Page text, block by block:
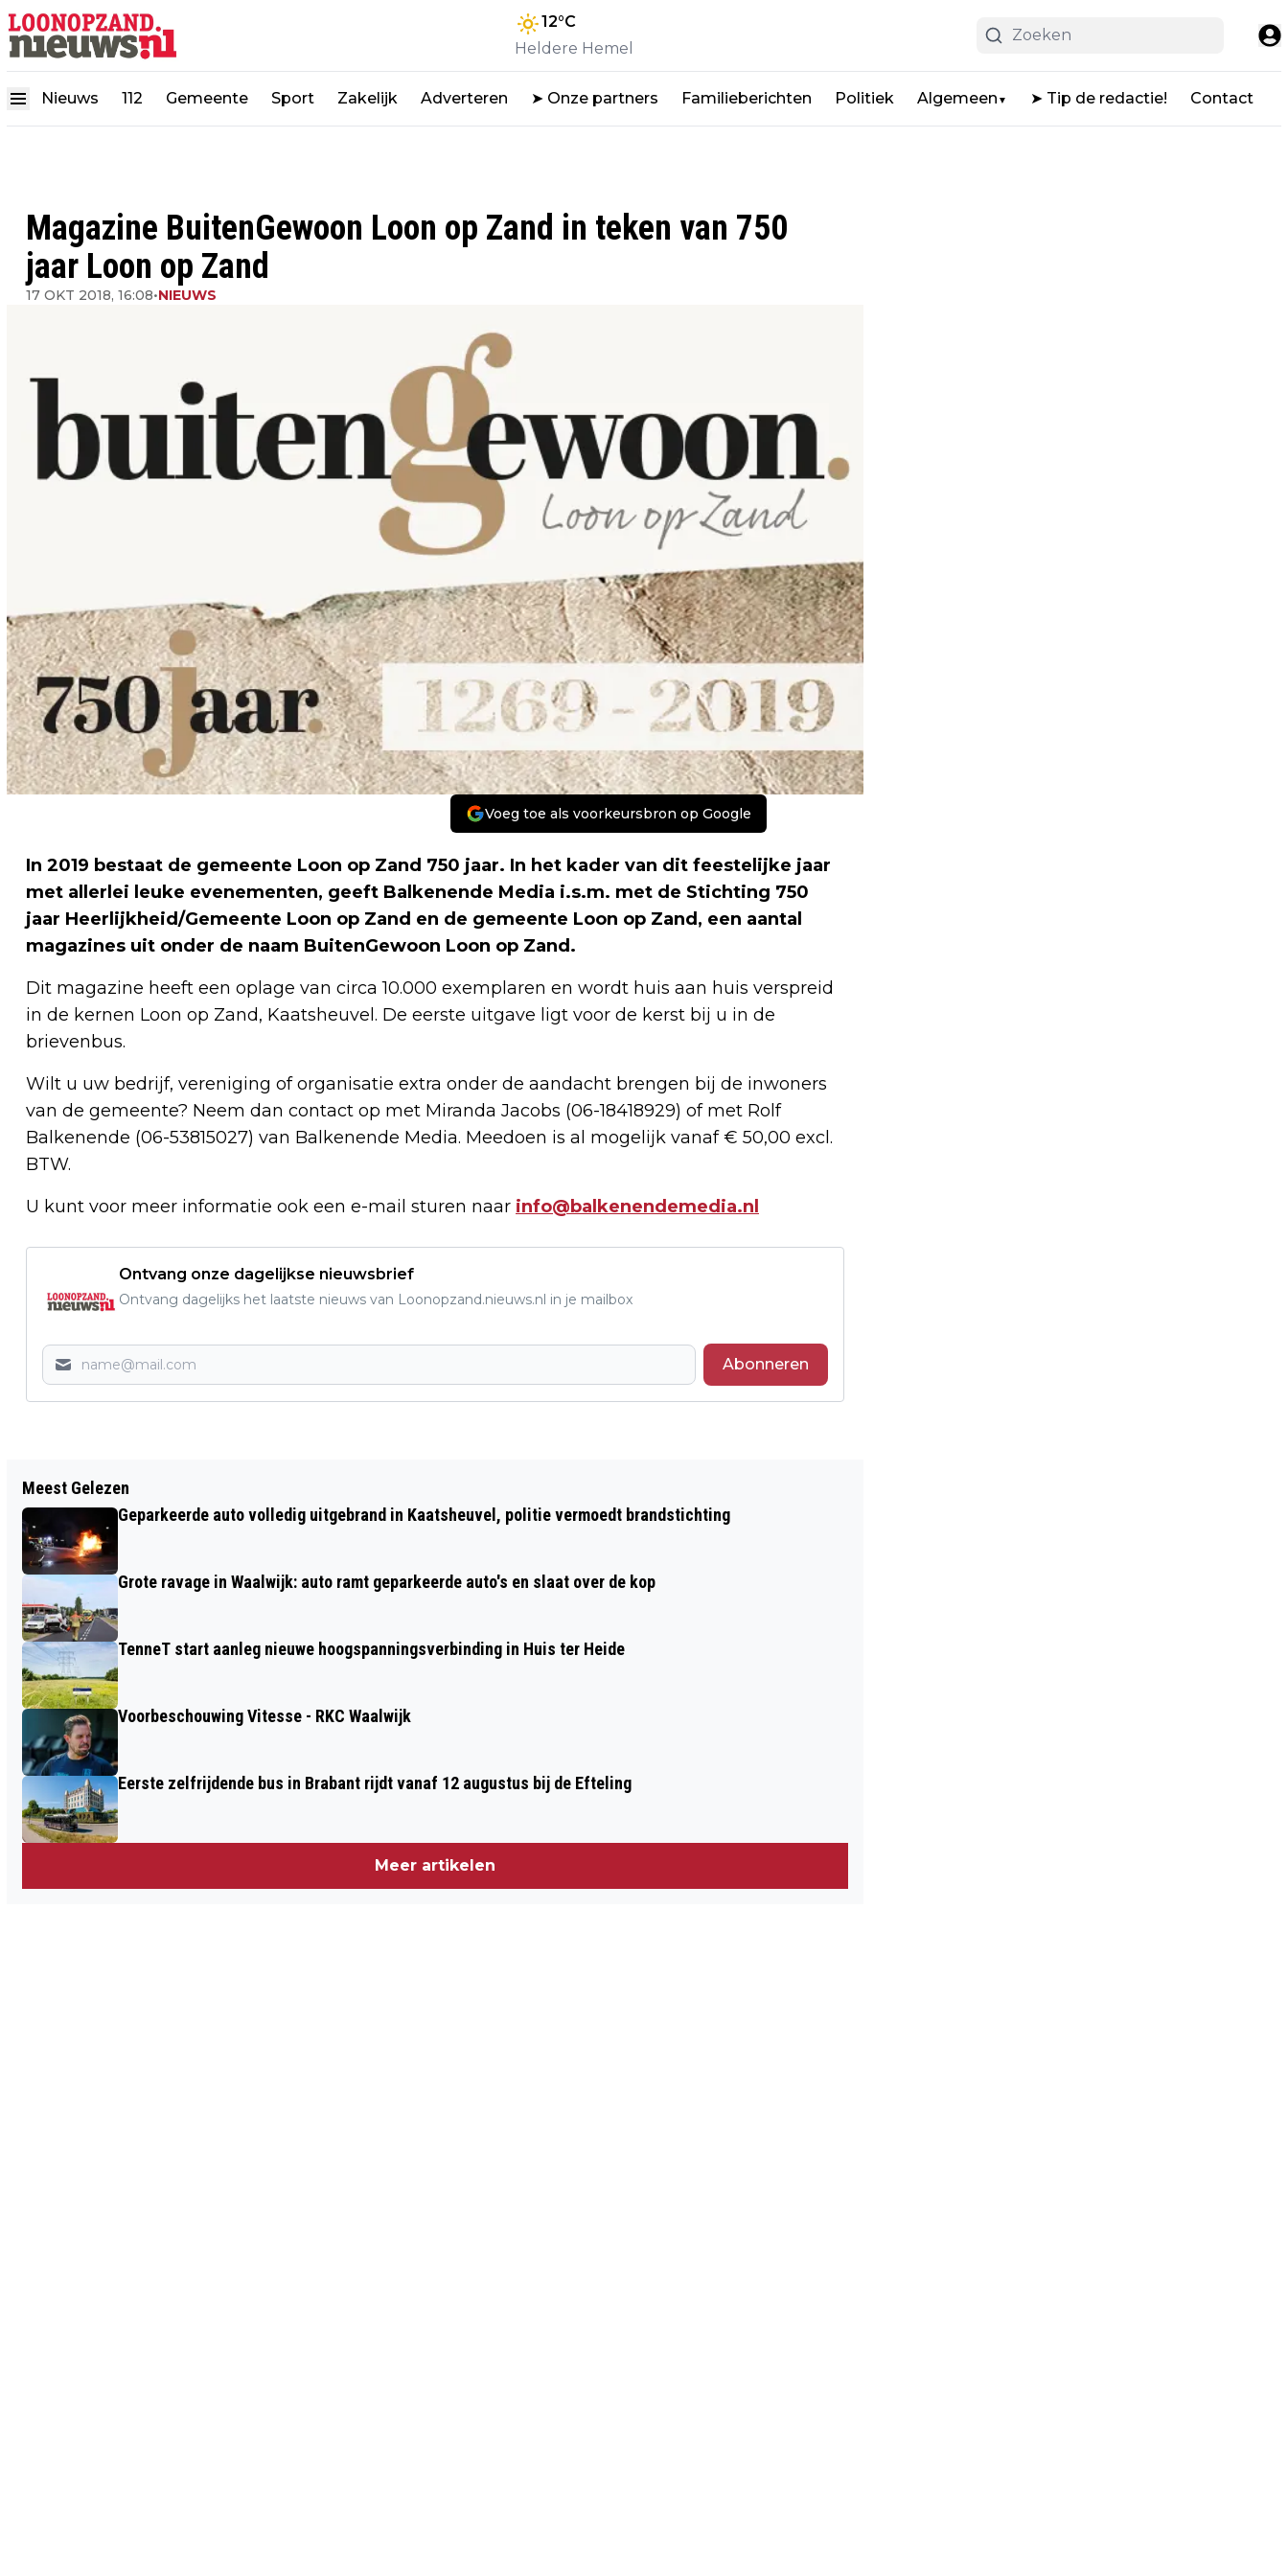
12°C
Heldere Hemel
Nieuws 112 Gemeente Sport Zakelijk Adverteren ➤ Onze partners Familieberichten Politiek Algemeen ▼ ➤ Tip de redactie! Contact
Magazine BuitenGewoon Loon op Zand in teken van 750
jaar Loon op Zand
17 OKT 2018, 16:08•NIEUWS
Voeg toe als voorkeursbron op Google
In 2019 bestaat de gemeente Loon op Zand 750 jaar. In het kader van dit feestelijke jaar
met allerlei leuke evenementen, geeft Balkenende Media i.s.m. met de Stichting 750
jaar Heerlijkheid/Gemeente Loon op Zand en de gemeente Loon op Zand, een aantal
magazines uit onder de naam BuitenGewoon Loon op Zand.
Dit magazine heeft een oplage van circa 10.000 exemplaren en wordt huis aan huis verspreid
in de kernen Loon op Zand, Kaatsheuvel. De eerste uitgave ligt voor de kerst bij u in de
brievenbus.
Wilt u uw bedrijf, vereniging of organisatie extra onder de aandacht brengen bij de inwoners
van de gemeente? Neem dan contact op met Miranda Jacobs (06-18418929) of met Rolf
Balkenende (06-53815027) van Balkenende Media. Meedoen is al mogelijk vanaf € 50,00 excl.
BTW.
U kunt voor meer informatie ook een e-mail sturen naar info@balkenendemedia.nl
Ontvang onze dagelijkse nieuwsbrief
Ontvang dagelijks het laatste nieuws van Loonopzand.nieuws.nl in je mailbox
Abonneren
GESTOLEN FIETS AANGETROFFEN IN
CENTRUM KAATSHEUVEL
WEER BETOVEREND
Meest Gelezen
Geparkeerde auto volledig uitgebrand in Kaatsheuvel, politie vermoedt brandstichting
Grote ravage in Waalwijk: auto ramt geparkeerde auto's en slaat over de kop
TenneT start aanleg nieuwe hoogspanningsverbinding in Huis ter Heide
Voorbeschouwing Vitesse - RKC Waalwijk
Eerste zelfrijdende bus in Brabant rijdt vanaf 12 augustus bij de Efteling
Meer artikelen